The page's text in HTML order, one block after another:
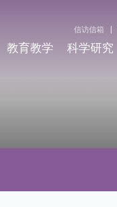
信访信箱
教育教学 科学研究